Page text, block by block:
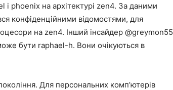
і phoenix на архітектурі zen4. За даними
конфіденційними відомостями, для
на zen4. Інший інсайдер @greymon55
бути raphael-h. Вони очікуються в
Для персональних комп’ютерів